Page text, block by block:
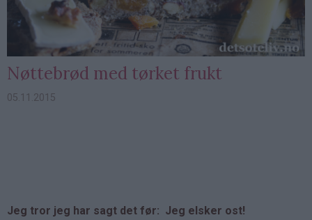
Nøttebrød med tørket frukt
05.11.2015
Jeg tror jeg har sagt det før: Jeg elsker ost!